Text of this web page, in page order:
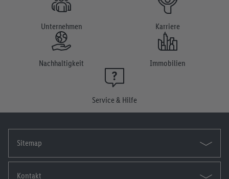
Unternehmen Karriere
Nachhaltigkeit Immobilien
Service & Hilfe
Sitemap
Kontakt